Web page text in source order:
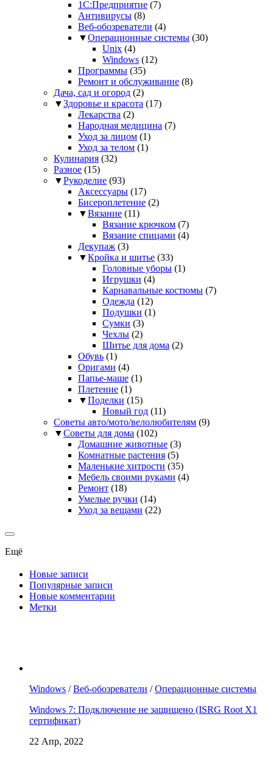
1С:Предприятие (7)
Антивирусы (8)
Веб-обозреватели (4)
▼Операционные системы (30)
Unix (4)
Windows (12)
Программы (35)
Ремонт и обслуживание (8)
Дача, сад и огород (2)
▼Здоровье и красота (17)
Лекарства (2)
Народная медицина (7)
Уход за лицом (1)
Уход за телом (1)
Кулинария (32)
Разное (15)
▼Рукоделие (93)
Аксессуары (17)
Бисероплетение (2)
▼Вязание (11)
Вязание крючком (7)
Вязание спицами (4)
Декупаж (3)
▼Кройка и шитье (33)
Головные уборы (1)
Игрушки (4)
Карнавальные костюмы (7)
Одежда (12)
Подушки (1)
Сумки (3)
Чехлы (2)
Шитье для дома (2)
Обувь (1)
Оригами (4)
Папье-маше (1)
Плетение (1)
▼Поделки (15)
Новый год (11)
Советы авто/мото/велолюбителям (9)
▼Советы для дома (102)
Домашние животные (3)
Комнатные растения (5)
Маленькие хитрости (35)
Мебель своими руками (4)
Ремонт (18)
Умелые ручки (14)
Уход за вещами (22)
Ещё
Новые записи
Популярные записи
Новые комментарии
Метки
Windows /Веб-обозреватели /Операционные системы
Windows 7: Подключение не защищено (ISRG Root X1
сертификат)
22 Апр, 2022